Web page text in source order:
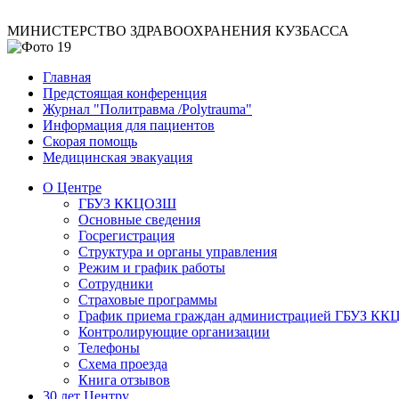
МИНИСТЕРСТВО ЗДРАВООХРАНЕНИЯ КУЗБАССА
Главная
Предстоящая конференция
Журнал "Политравма /Polytrauma"
Информация для пациентов
Скорая помощь
Медицинская эвакуация
О Центре
ГБУЗ ККЦОЗШ
Основные сведения
Госрегистрация
Структура и органы управления
Режим и график работы
Сотрудники
Страховые программы
График приема граждан администрацией ГБУЗ
Контролирующие организации
Телефоны
Схема проезда
Книга отзывов
30 лет Центру